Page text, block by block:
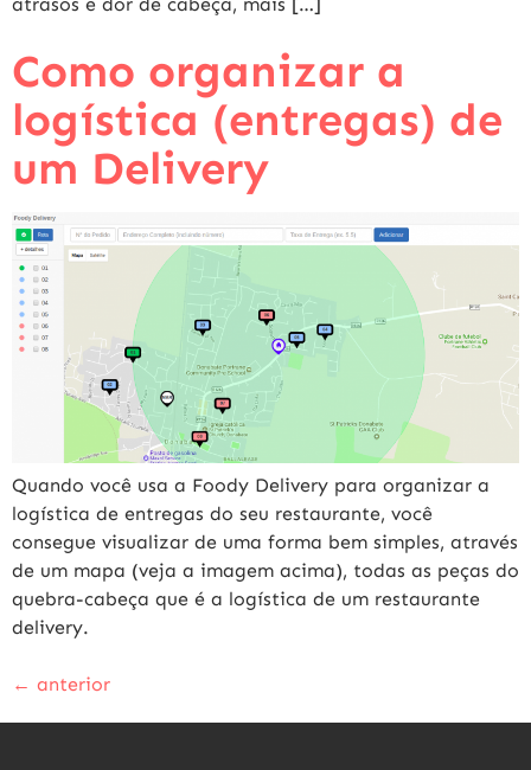
Como organizar a
logística (entregas) de
um Delivery
Quando você usa a Foody Delivery para organizar a
logística de entregas do seu restaurante, você
consegue visualizar de uma forma bem simples, através
de um mapa (veja a imagem acima), todas as peças do
quebra-cabeça que é a logística de um restaurante
delivery.
← anterior